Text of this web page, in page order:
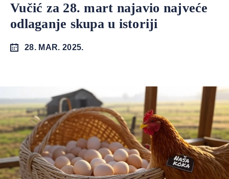
Vučić za 28. mart najavio najveće
odlaganje skupa u istoriji
28. MAR. 2025.